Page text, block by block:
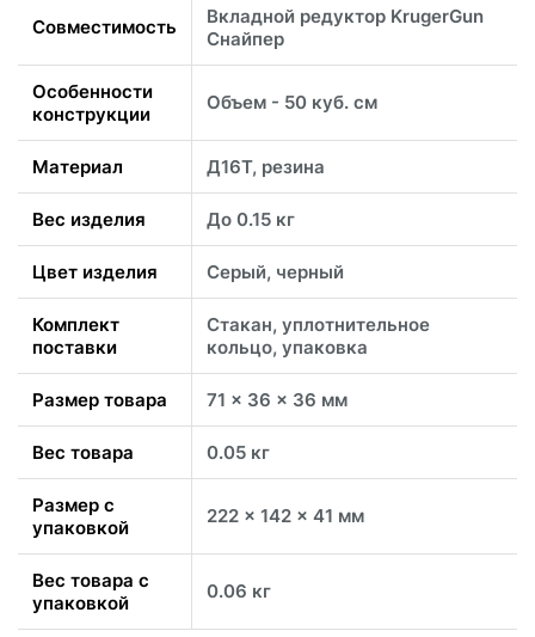
Совместимость
Вкладной редуктор KrugerGun
Снайпер
Особенности
конструкции
Объем - 50 куб. см
Материал Д16Т, резина
Вес изделия До 0.15 кг
Цвет изделия Серый, черный
Комплект
поставки
Стакан, уплотнительное
кольцо, упаковка
Размер товара 71 x 36 x 36 мм
Вес товара 0.05 кг
Размер с
упаковкой
222 x 142 x 41 мм
Вес товара с
упаковкой
0.06 кг